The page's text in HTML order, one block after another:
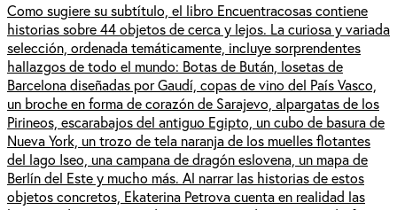
Como sugiere su subtítulo, el libro Encuentracosas contiene
historias sobre 44 objetos de cerca y lejos. La curiosa y variada
selección, ordenada temáticamente, incluye sorprendentes
hallazgos de todo el mundo: Botas de Bután, losetas de
Barcelona diseñadas por Gaudí, copas de vino del País Vasco,
un broche en forma de corazón de Sarajevo, alpargatas de los
Pirineos, escarabajos del antiguo Egipto, un cubo de basura de
Nueva York, un trozo de tela naranja de los muelles flotantes
del lago Iseo, una campana de dragón eslovena, un mapa de
Berlín del Este y mucho más. Al narrar las historias de estos
objetos concretos, Ekaterina Petrova cuenta en realidad las